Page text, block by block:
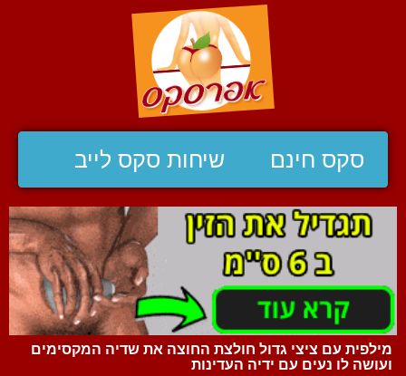
סקס חינם שיחות סקס לייב
מילפית עם ציצי גדול חולצת החוצה את שדיה המקסימים
ועושה לו נעים עם ידיה העדינות